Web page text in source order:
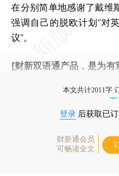
在分别简单地感谢了戴维
强调自己的脱欧计划“对
议”。
[财新双语通产品，是为
本文共计2011字
登录 后获取已
财新通会员
可畅读全文